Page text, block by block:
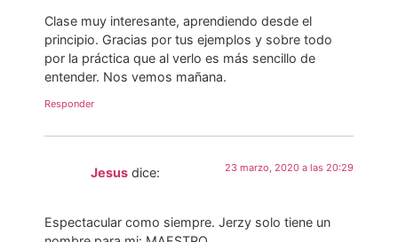
Clase muy interesante, aprendiendo desde el
principio. Gracias por tus ejemplos y sobre todo
por la práctica que al verlo es más sencillo de
entender. Nos vemos mañana.
Responder
Jesus dice: 23 marzo, 2020 a las 20:29
Espectacular como siempre. Jerzy solo tiene un